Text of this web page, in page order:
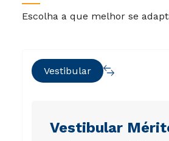
Escolha a que melhor se
Vestibular
Vestibular